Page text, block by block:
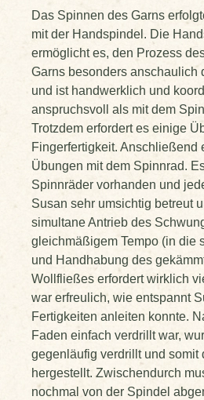
Das Spinnen des Garns
mit der Handspindel. Die
ermöglicht es, den Prozess
Garns besonders anschaulich
und ist handwerklich und
anspruchsvoll als mit dem
Trotzdem erfordert es einige
Fingerfertigkeit. Anschließend
Übungen mit dem Spinnrad.
Spinnräder vorhanden und
Susan sehr umsichtig betreut
simultane Antrieb des
gleichmäßigem Tempo (in die
und Handhabung des
Wollfließes erfordert wirklich
war erfreulich, wie entspannt
Fertigkeiten anleiten konnte.
Faden einfach verdrillt war,
gegenläufig verdrillt und somit
hergestellt. Zwischendurch
nochmal von der Spindel